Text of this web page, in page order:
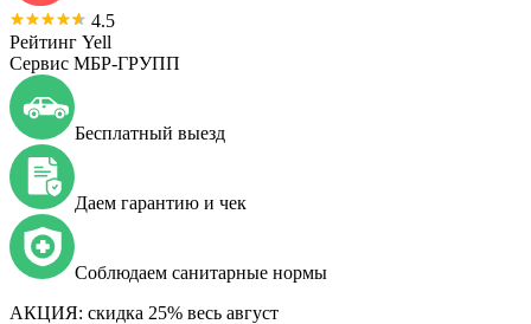
4.5
Рейтинг Yell
Сервис МБР-ГРУПП
Бесплатный выезд
Даем гарантию и чек
Соблюдаем санитарные нормы
АКЦИЯ: скидка 25% весь август